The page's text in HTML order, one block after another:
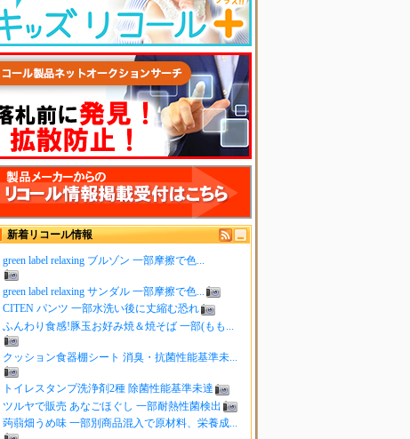
新着リコール情報
green label relaxing ブルゾン 一部摩擦で色...
green label relaxing サンダル 一部摩擦で色...
CITEN パンツ 一部水洗い後に丈縮む恐れ
ふんわり食感!豚玉お好み焼＆焼そば 一部(もも...
クッション食器棚シート 消臭・抗菌性能基準未...
トイレスタンプ洗浄剤2種 除菌性能基準未達
ツルヤで販売 あなごほぐし 一部耐熱性菌検出
蒟蒻畑うめ味 一部別商品混入で原材料、栄養成...